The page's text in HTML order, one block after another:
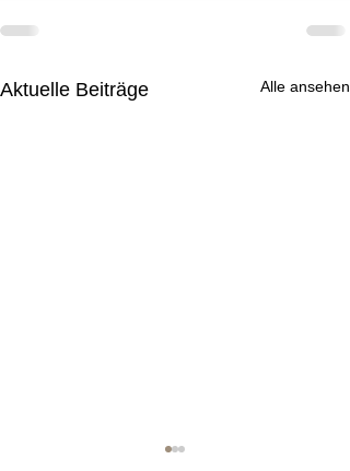
Aktuelle Beiträge Alle ansehen